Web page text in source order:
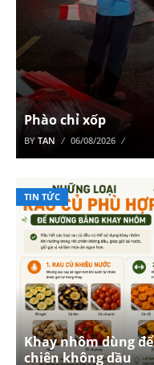
Phào chỉ xốp
BY TAN 06/08/2026
TIN TỨC
Khay nhôm dùng
chiên không dầu